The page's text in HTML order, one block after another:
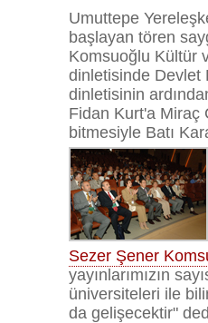
Umuttepe
başlayan tören
Komsuoğlu Kültür
dinletisinde Devlet
dinletisinin
Fidan Kurt'a Miraç
bitmesiyle Batı
Sezer Şener
yayınlarımızın
üniversiteleri ile
da gelişecektir"